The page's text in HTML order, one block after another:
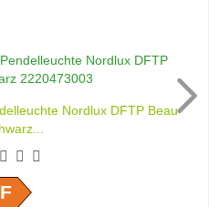
Nordlux DFTP Beau